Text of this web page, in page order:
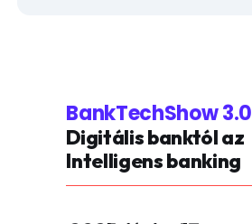
BankTechShow 3.0
Digitális banktól az
Intelligens banking